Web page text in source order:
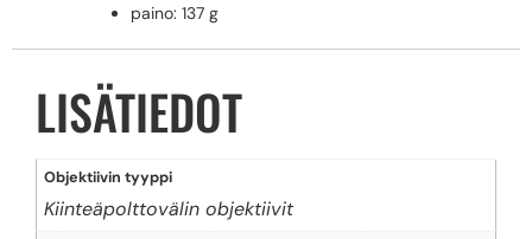
paino: 137 g
LISÄTIEDOT
Objektiivin tyyppi
Kiinteäpolttovälin objektiivit